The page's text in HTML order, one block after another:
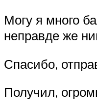
Могу я много
неправде же
Спасибо,
Получил,